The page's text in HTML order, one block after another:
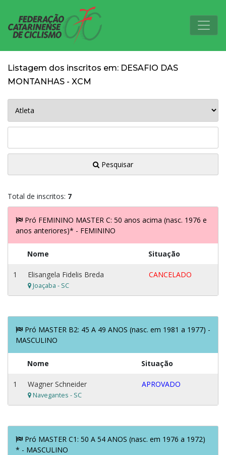
Listagem dos inscritos em: DESAFIO DAS
MONTANHAS - XCM
Pesquisar
Total de inscritos: 7
Pró FEMININO MASTER C: 50 anos acima (nasc. 1976 e
anos anteriores)* - FEMININO
Nome Situação
1 Elisangela Fidelis Breda
Joaçaba - SC
CANCELADO
Pró MASTER B2: 45 A 49 ANOS (nasc. em 1981 a 1977) -
MASCULINO
Nome Situação
1 Wagner Schneider
Navegantes - SC
APROVADO
Pró MASTER C1: 50 A 54 ANOS (nasc. em 1976 a 1972)
* - MASCULINO